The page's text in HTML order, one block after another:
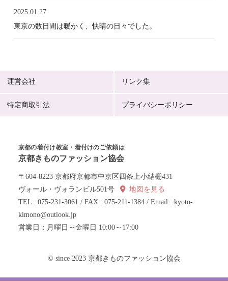
2025.01.27
東京の数日間は暖かく、快晴の日々でした。
運営会社 リンク集
特定商取引法 プライバシーポリシー
京都の着付け教室・着付けのご依頼は
京都きものファッション協会
〒604-8223 京都府京都市中京区四条上小結棚431
ヴォール・ヴォランビル501号
地図を見る
TEL : 075-231-3061 / FAX : 075-211-1384 / Email : kyoto-
kimono@outlook.jp
営業日：月曜日～金曜日 10:00～17:00
© since 2023 京都きものファッション協会